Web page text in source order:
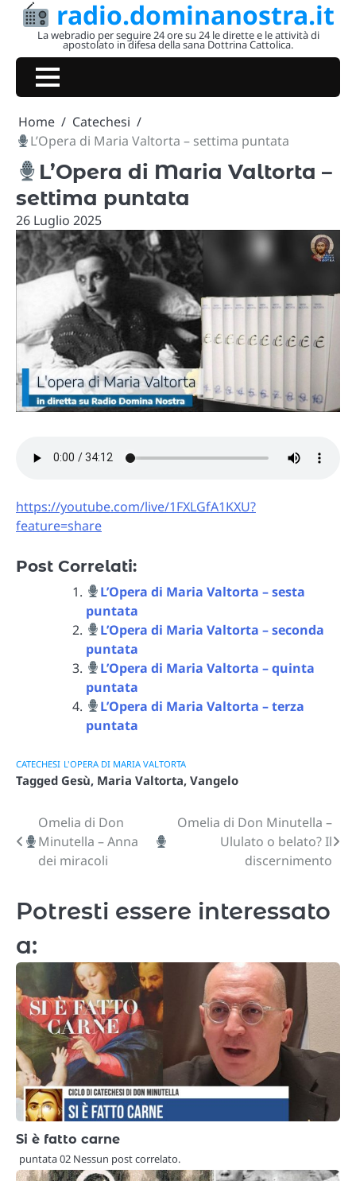
Skip
radio.dominanostra.it
La webradio per seguire 24 ore su 24 le dirette e le attività di
apostolato in difesa della sana Dottrina Cattolica.
Home
Catechesi
L’Opera di Maria Valtorta – settima puntata
L’Opera di Maria Valtorta –
settima puntata
26 Luglio 2025
https://youtube.com/live/1FXLGfA1KXU?
feature=share
Post Correlati:
L’Opera di Maria Valtorta – sesta
puntata
L’Opera di Maria Valtorta – seconda
puntata
L’Opera di Maria Valtorta – quinta
puntata
L’Opera di Maria Valtorta – terza
puntata
CATECHESI L'OPERA DI MARIA VALTORTA
Tagged Gesù, Maria Valtorta, Vangelo
Navigazione
articoli
Omelia di Don
Minutella – Anna
dei miracoli
Omelia di Don Minutella –
Ululato o belato? Il
discernimento
Potresti essere interessato
a:
Si è fatto carne
puntata 02 Nessun post correlato.